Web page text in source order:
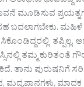
ಮೂಡಿಸುವ
ಬದಲಾಗಬೇಕು.
ತಪ್ಪಿಲ್ಲ.
ತಮ್ಮ ಕುರಿತಂತೆ
ತಾನು ಪುರುಷನಿಗೆ